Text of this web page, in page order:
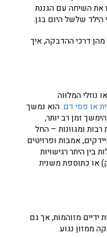
השיחה עם הגננת
שלשל היום בגן.
דרכי ההדבקה, איך
נוזלי המלוּוה
או פסי דם.הוא נמשך
זמן רב יותר,
רבות ומגוונות – החל
אמבות ופרזיטים
בין היתר רגישויות
או כתוספת משנית
מזוהמות, אך גם
ממזון נגוע.